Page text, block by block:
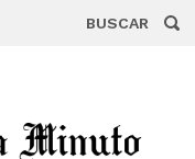
BUSCAR